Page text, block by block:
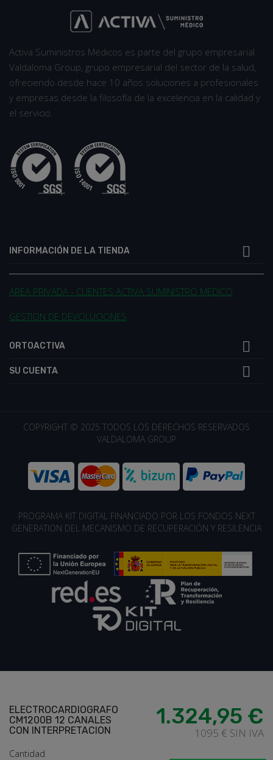
ELECTROCARDIOGRAFO
CM1200B 12 CANALES
CON INTERPRETACION
1.324,95 €
1095 € SIN IVA
Cantidad
Activa Suministros Médicos es parte del grupo empresarial
Valdaloma Group, grupo empresarial del sector de la salud,
ofreciendo desde hace 10 años soluciones a profesionales
y empresas desde la filosofía de la excelencia en la calidad y
el servicio.
INFORMACIÓN DE LA TIENDA 
AREA PRIVADA - CLIENTES ACTIVA SUMINISTRO MEDICO
GESTION DE DEVOLUCIONES
ORTOACTIVA 
SU CUENTA 
COPYRIGHT © 2025 TODOS LOS DERECHOS RESERVADOS
VALDALOMA GROUP
PROGRAMA KIT DIGITAL FINANCIADO POR LOS FONDOS NEXT
GENERATION DEL MECANISMO DE RECUPERACIÓN Y RESILENCIA
loadding...